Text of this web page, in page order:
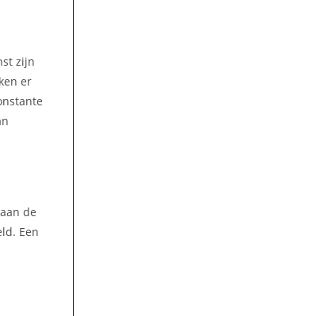
zijn
er
de
Een